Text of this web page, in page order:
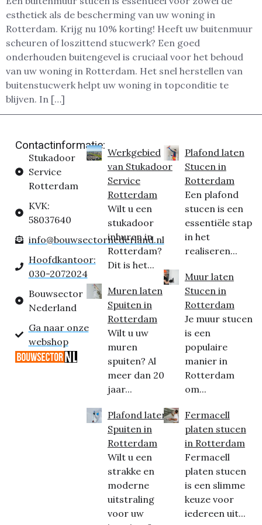
esthetiek als de bescherming van uw woning in
Rotterdam. Krijg nu 10% korting! Heeft uw buitenmuur
scheuren of loszittend stucwerk? Een goed
onderhouden buitengevel is cruciaal voor het behoud
van uw woning in Rotterdam. Het snel herstellen van
buitenstucwerk helpt uw woning in topconditie te
blijven. In […]
Contactinformatie:
Stukadoor
Service
Rotterdam
KVK:
58037640
info@bouwsectornederland.nl
Hoofdkantoor:
030-2072024
Bouwsector
Nederland
Ga naar onze
webshop
Werkgebied
van Stukadoor
Service
Rotterdam
Wilt u een
stukadoor
inhuren in
Rotterdam?
Dit is het...
Muren laten
Spuiten in
Rotterdam
Wilt u uw
muren
spuiten? Al
meer dan 20
jaar...
Plafond laten
Spuiten in
Rotterdam
Wilt u een
strakke en
moderne
uitstraling
voor uw
Plafond laten
Stucen in
Rotterdam
Een plafond
stucen is een
essentiële stap
in het
realiseren...
Muur laten
Stucen in
Rotterdam
Je muur stucen
is een
populaire
manier in
Rotterdam
om...
Fermacell
platen stucen
in Rotterdam
Fermacell
platen stucen
is een slimme
keuze voor
iedereen uit...